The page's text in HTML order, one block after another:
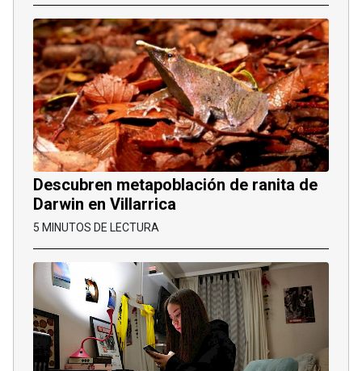
Descubren metapoblación de ranita de
Darwin en Villarrica
5 MINUTOS DE LECTURA